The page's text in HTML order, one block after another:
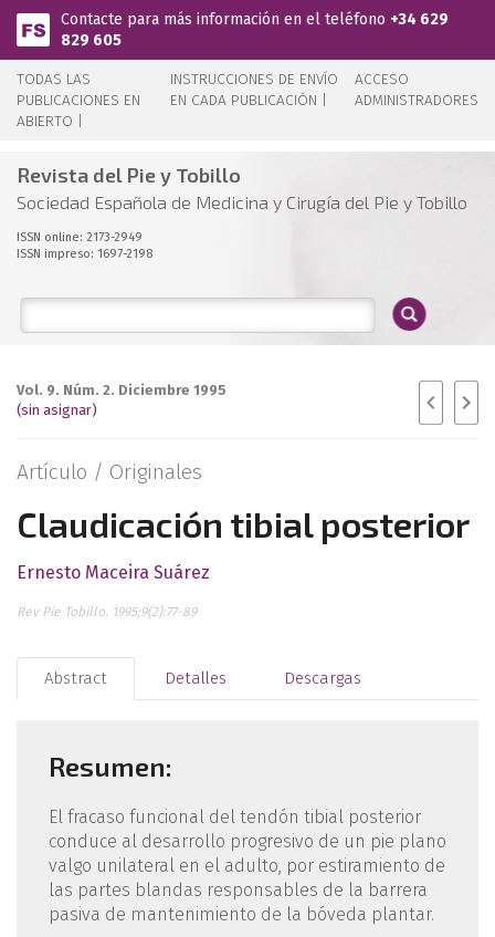
Pasar al contenido principal
Contacte para más información en el teléfono +34 629
829 605
TODAS LAS
PUBLICACIONES EN
ABIERTO |
INSTRUCCIONES DE ENVÍO
EN CADA PUBLICACIÓN |
ACCESO
ADMINISTRADORES
Revista del Pie y Tobillo
Sociedad Española de Medicina y Cirugía del Pie y Tobillo
ISSN online: 2173-2949
ISSN impreso: 1697-2198
Vol. 9. Núm. 2. Diciembre 1995
(sin asignar)
Artículo / Originales
Claudicación tibial posterior
Ernesto Maceira Suárez
Rev Pie Tobillo. 1995;9(2):77-89
Abstract Detalles Descargas
Resumen:
El fracaso funcional del tendón tibial posterior
conduce al desarrollo progresivo de un pie plano
valgo unilateral en el adulto, por estiramiento de
las partes blandas responsables de la barrera
pasiva de mantenimiento de la bóveda plantar.